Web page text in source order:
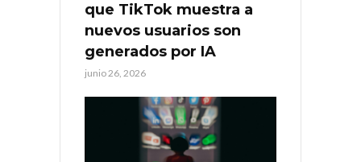
que TikTok muestra a
nuevos usuarios son
generados por IA
junio 26, 2026